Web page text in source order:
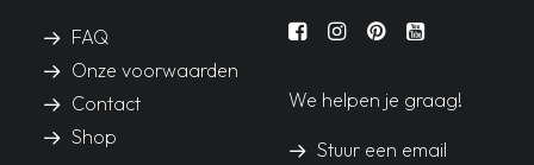
FAQ
Onze voorwaarden
Contact
Shop
We helpen je graag!
Stuur een email